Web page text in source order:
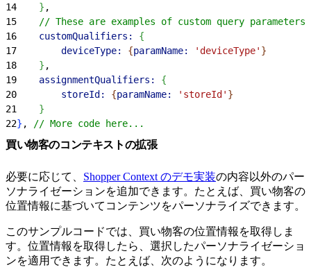
14
} ,
15
// These are examples of custom query parameters
16
    customQualifiers:
{
17
        deviceType:
{paramName: 'deviceType' }
18
} ,
19
    assignmentQualifiers:
{
20
        storeId:
{paramName: 'storeId' }
21
}
22} , // More code here...
買い物客のコンテキストの拡張
必要に応じて、 Shopper Context のデモ実装の内容以外のパー
ソナライゼーションを追加できます。たとえば、買い物客の
位置情報に基づいてコンテンツをパーソナライズできます。
このサンプルコードでは、買い物客の位置情報を取得しま
す。位置情報を取得したら、選択したパーソナライゼーショ
ンを適用できます。たとえば、次のようになります。